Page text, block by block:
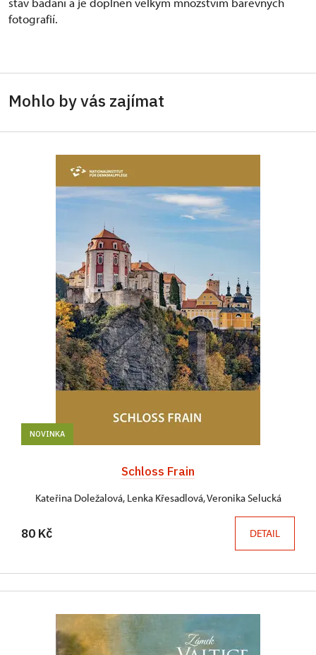
fotografií.
Mohlo by vás zajímat
NOVINKA
Schloss Frain
Kateřina Doležalová, Lenka Křesadlová, Veronika Selucká
80 Kč DETAIL